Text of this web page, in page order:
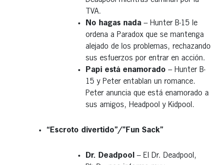
TVA.
No hagas nada – Hunter B-15 le
ordena a Paradox que se mantenga
alejado de los problemas, rechazando
sus esfuerzos por entrar en acción.
Papi está enamorado – Hunter B-
15 y Peter entablan un romance.
Peter anuncia que está enamorado a
sus amigos, Headpool y Kidpool.
“Escroto divertido”/”Fun Sack”
Dr. Deadpool
– El Dr. Deadpool,